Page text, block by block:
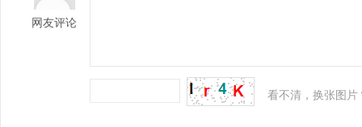
网友评论
看不清，换张图片